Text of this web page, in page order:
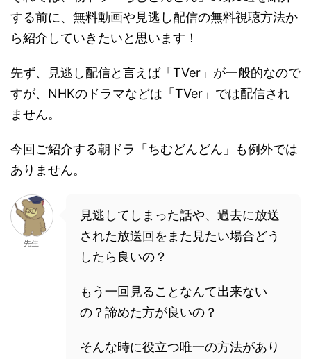
する前に、無料動画や見逃し配信の無料視聴方法か
ら紹介していきたいと思います！
先ず、見逃し配信と言えば「TVer」が一般的なので
すが、NHKのドラマなどは「TVer」では配信され
ません。
今回ご紹介する朝ドラ「ちむどんどん」も例外では
ありません。
先生
見逃してしまった話や、過去に放送
された放送回をまた見たい場合どう
したら良いの？
もう一回見ることなんて出来ない
の？諦めた方が良いの？
そんな時に役立つ唯一の方法があり